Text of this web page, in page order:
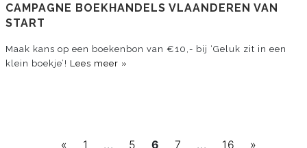
CAMPAGNE BOEKHANDELS VLAANDEREN VAN
START
Maak kans op een boekenbon van €10,- bij ‘Geluk zit in een
klein boekje’! Lees meer »
« 1 ... 5 6 7 ... 16 »